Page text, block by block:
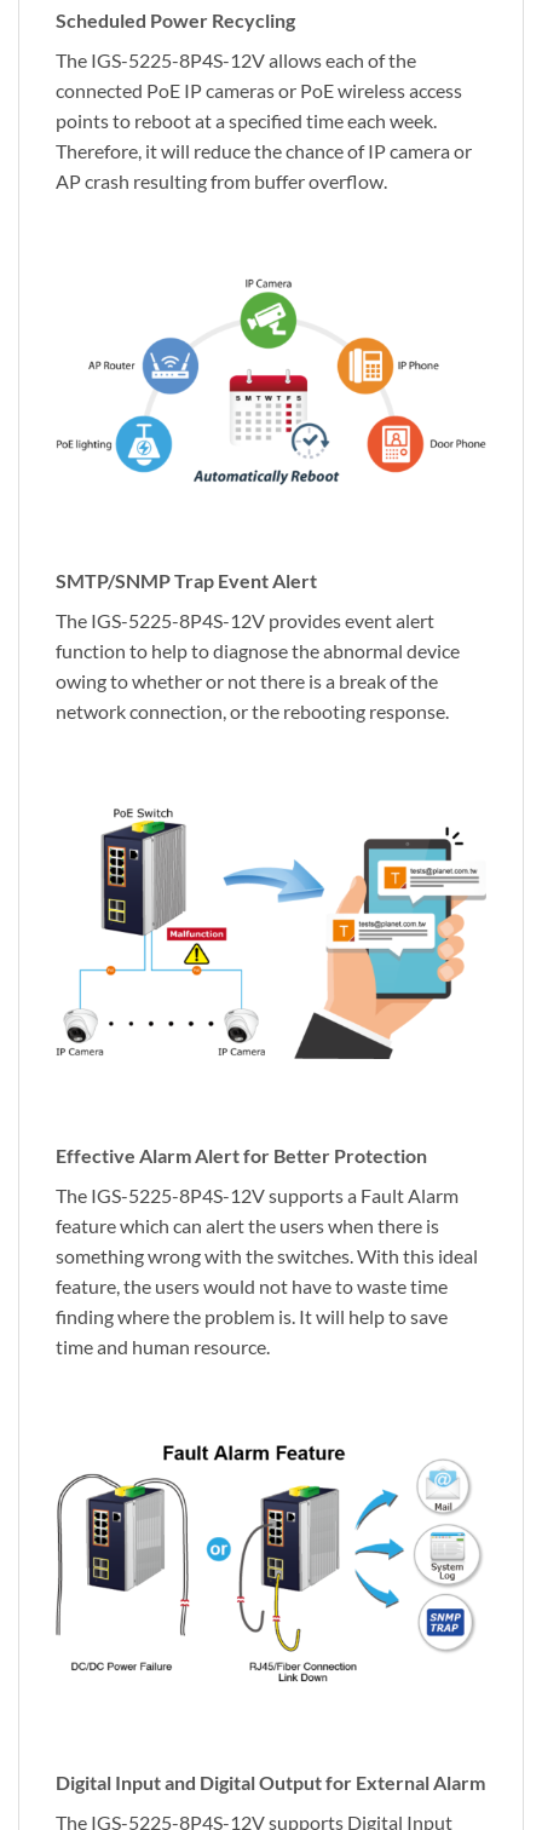
Scheduled Power Recycling
The IGS-5225-8P4S-12V allows each of the
connected PoE IP cameras or PoE wireless access
points to reboot at a specified time each week.
Therefore, it will reduce the chance of IP camera or
AP crash resulting from buffer overflow.
SMTP/SNMP Trap Event Alert
The IGS-5225-8P4S-12V provides event alert
function to help to diagnose the abnormal device
owing to whether or not there is a break of the
network connection, or the rebooting response.
Effective Alarm Alert for Better Protection
The IGS-5225-8P4S-12V supports a Fault Alarm
feature which can alert the users when there is
something wrong with the switches. With this ideal
feature, the users would not have to waste time
finding where the problem is. It will help to save
time and human resource.
Digital Input and Digital Output for External Alarm
The IGS-5225-8P4S-12V supports Digital Input